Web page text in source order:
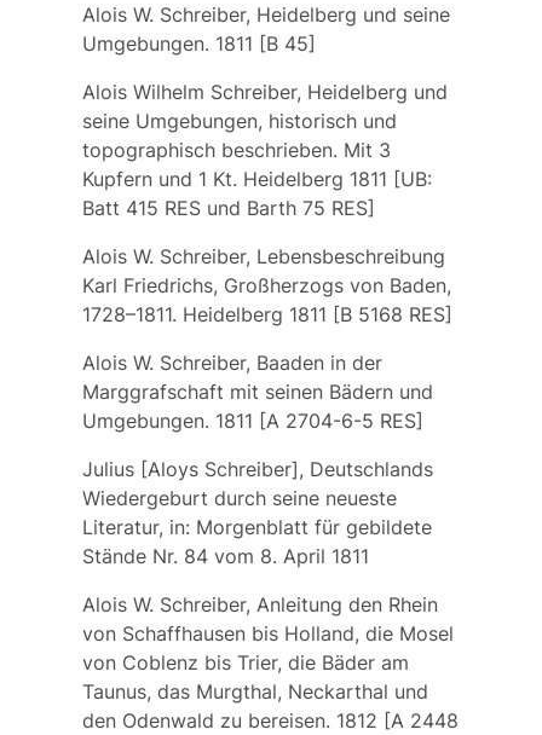
Alois W. Schreiber, Heidelberg und seine
Umgebungen. 1811 [B 45]
Alois Wilhelm Schreiber, Heidelberg und
seine Umgebungen, historisch und
topographisch beschrieben. Mit 3
Kupfern und 1 Kt. Heidelberg 1811 [UB:
Batt 415 RES und Barth 75 RES]
Alois W. Schreiber, Lebensbeschreibung
Karl Friedrichs, Großherzogs von Baden,
1728–1811. Heidelberg 1811 [B 5168 RES]
Alois W. Schreiber, Baaden in der
Marggrafschaft mit seinen Bädern und
Umgebungen. 1811 [A 2704-6-5 RES]
Julius [Aloys Schreiber], Deutschlands
Wiedergeburt durch seine neueste
Literatur, in: Morgenblatt für gebildete
Stände Nr. 84 vom 8. April 1811
Alois W. Schreiber, Anleitung den Rhein
von Schaffhausen bis Holland, die Mosel
von Coblenz bis Trier, die Bäder am
Taunus, das Murgthal, Neckarthal und
den Odenwald zu bereisen. 1812 [A 2448